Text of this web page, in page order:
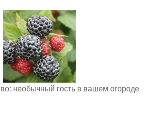
необычный гость в вашем огороде